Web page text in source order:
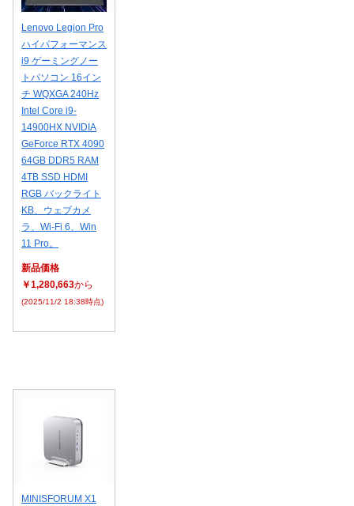
Lenovo Legion Pro
ハイパフォーマンス
i9 ゲーミングノー
トパソコン 16イン
チ WQXGA 240Hz
Intel Core i9-
14900HX NVIDIA
GeForce RTX 4090
64GB DDR5 RAM
4TB SSD HDMI
RGB バックライト
KB、ウェブカメ
ラ、Wi-Fi 6、Win
11 Pro。
新品価格
￥1,280,663から
(2025/11/2 18:38時点)
MINISFORUM X1